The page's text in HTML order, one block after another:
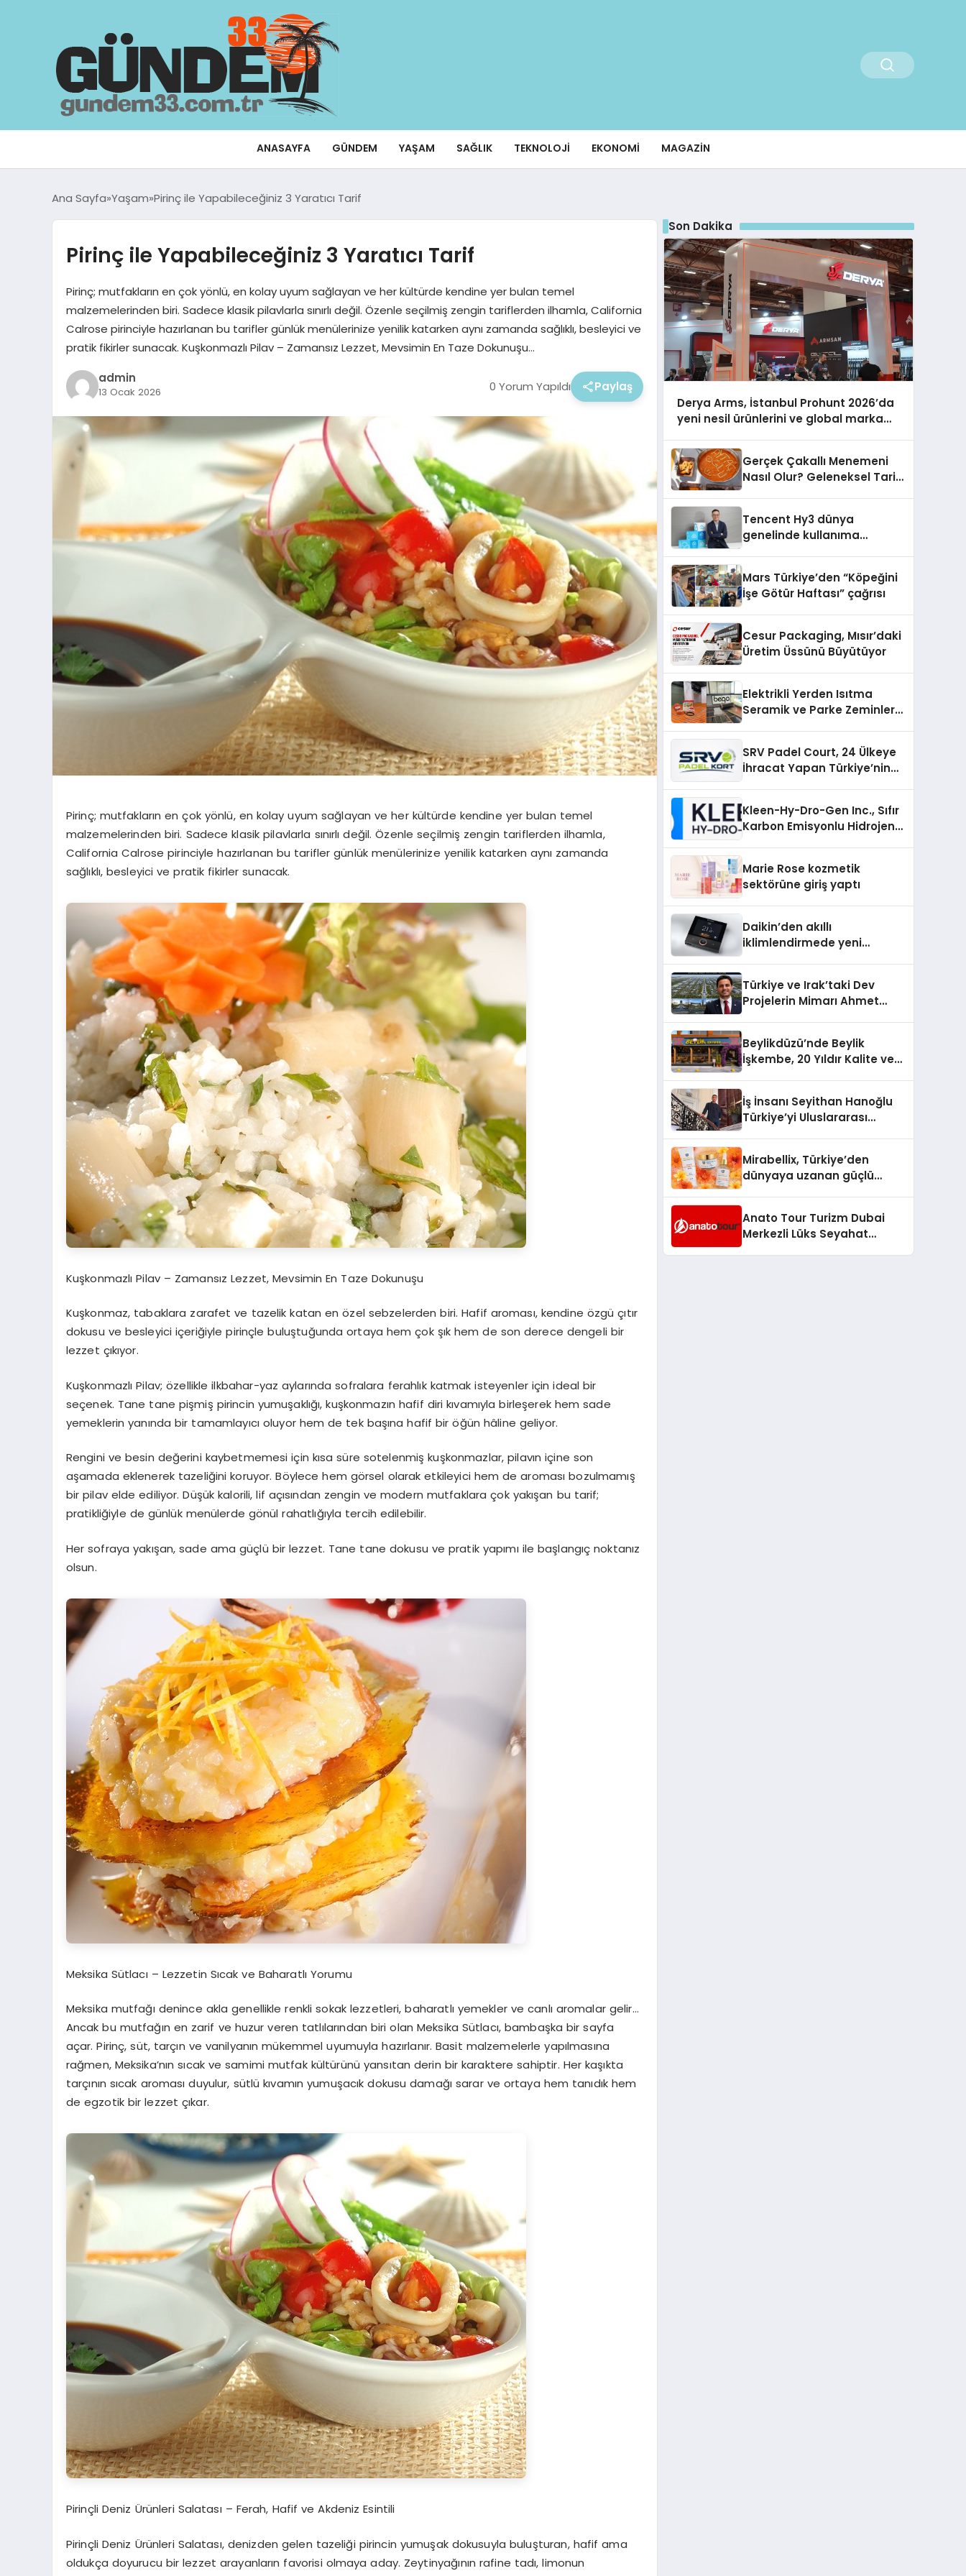
ANASAYFA GÜNDEM YAŞAM SAĞLIK TEKNOLOJI EKONOMI MAGAZIN
Ana Sayfa Yaşam Pirinç ile Yapabileceğiniz 3 Yaratıcı Tarif
Pirinç ile Yapabileceğiniz 3 Yaratıcı Tarif
Pirinç; mutfakların en çok yönlü, en kolay uyum sağlayan ve her kültürde kendine yer bulan temel
malzemelerinden biri. Sadece klasik pilavlarla sınırlı değil. Özenle seçilmiş zengin tariflerden ilhamla, California
Calrose pirinciyle hazırlanan bu tarifler günlük menülerinize yenilik katarken aynı zamanda sağlıklı, besleyici ve
pratik fikirler sunacak. Kuşkonmazlı Pilav – Zamansız Lezzet, Mevsimin En Taze Dokunuşu…
admin
13 Ocak 2026 0 Yorum Yapıldı Paylaş
Pirinç; mutfakların en çok yönlü, en kolay uyum sağlayan ve her kültürde kendine yer bulan temel
malzemelerinden biri. Sadece klasik pilavlarla sınırlı değil. Özenle seçilmiş zengin tariflerden ilhamla,
California Calrose pirinciyle hazırlanan bu tarifler günlük menülerinize yenilik katarken aynı zamanda
sağlıklı, besleyici ve pratik fikirler sunacak.
Kuşkonmazlı Pilav – Zamansız Lezzet, Mevsimin En Taze Dokunuşu
Kuşkonmaz, tabaklara zarafet ve tazelik katan en özel sebzelerden biri. Hafif aroması, kendine özgü çıtır
dokusu ve besleyici içeriğiyle pirinçle buluştuğunda ortaya hem çok şık hem de son derece dengeli bir
lezzet çıkıyor.
Kuşkonmazlı Pilav; özellikle ilkbahar-yaz aylarında sofralara ferahlık katmak isteyenler için ideal bir
seçenek. Tane tane pişmiş pirincin yumuşaklığı, kuşkonmazın hafif diri kıvamıyla birleşerek hem sade
yemeklerin yanında bir tamamlayıcı oluyor hem de tek başına hafif bir öğün hâline geliyor.
Rengini ve besin değerini kaybetmemesi için kısa süre sotelenmiş kuşkonmazlar, pilavın içine son
aşamada eklenerek tazeliğini koruyor. Böylece hem görsel olarak etkileyici hem de aroması bozulmamış
bir pilav elde ediliyor. Düşük kalorili, lif açısından zengin ve modern mutfaklara çok yakışan bu tarif;
pratikliğiyle de günlük menülerde gönül rahatlığıyla tercih edilebilir.
Her sofraya yakışan, sade ama güçlü bir lezzet. Tane tane dokusu ve pratik yapımı ile başlangıç noktanız
olsun.
Meksika Sütlacı – Lezzetin Sıcak ve Baharatlı Yorumu
Meksika mutfağı denince akla genellikle renkli sokak lezzetleri, baharatlı yemekler ve canlı aromalar gelir…
Ancak bu mutfağın en zarif ve huzur veren tatlılarından biri olan Meksika Sütlacı, bambaşka bir sayfa
açar. Pirinç, süt, tarçın ve vanilyanın mükemmel uyumuyla hazırlanır. Basit malzemelerle yapılmasına
rağmen, Meksika’nın sıcak ve samimi mutfak kültürünü yansıtan derin bir karaktere sahiptir. Her kaşıkta
tarçının sıcak aroması duyulur, sütlü kıvamın yumuşacık dokusu damağı sarar ve ortaya hem tanıdık hem
de egzotik bir lezzet çıkar.
Pirinçli Deniz Ürünleri Salatası – Ferah, Hafif ve Akdeniz Esintili
Pirinçli Deniz Ürünleri Salatası, denizden gelen tazeliği pirincin yumuşak dokusuyla buluşturan, hafif ama
oldukça doyurucu bir lezzet arayanların favorisi olmaya aday. Zeytinyağının rafine tadı, limonun
Son Dakika
Derya Arms, İstanbul Prohunt 2026’da
yeni nesil ürünlerini ve global marka
Gerçek Çakallı Menemeni
Nasıl Olur? Geleneksel Tarif
Tencent Hy3 dünya
genelinde kullanıma
Mars Türkiye’den “Köpeğini
İşe Götür Haftası” çağrısı
Cesur Packaging, Mısır’daki
Üretim Üssünü Büyütüyor
Elektrikli Yerden Isıtma
Seramik ve Parke Zeminler
SRV Padel Court, 24 Ülkeye
İhracat Yapan Türkiye’nin
Kleen-Hy-Dro-Gen Inc., Sıfır
Karbon Emisyonlu Hidrojen
Aldı
Marie Rose kozmetik
sektörüne giriş yaptı
Daikin’den akıllı
iklimlendirmede yeni
Türkiye ve Irak’taki Dev
Projelerin Mimarı Ahmet
Holding Industrial City”
Projesini Hayata Geçirecek
Beylikdüzü’nde Beylik
İşkembe, 20 Yıldır Kalite ve
İş İnsanı Seyithan Hanoğlu
Türkiye’yi Uluslararası
Mirabellix, Türkiye’den
dünyaya uzanan güçlü
Anato Tour Turizm Dubai
Merkezli Lüks Seyahat